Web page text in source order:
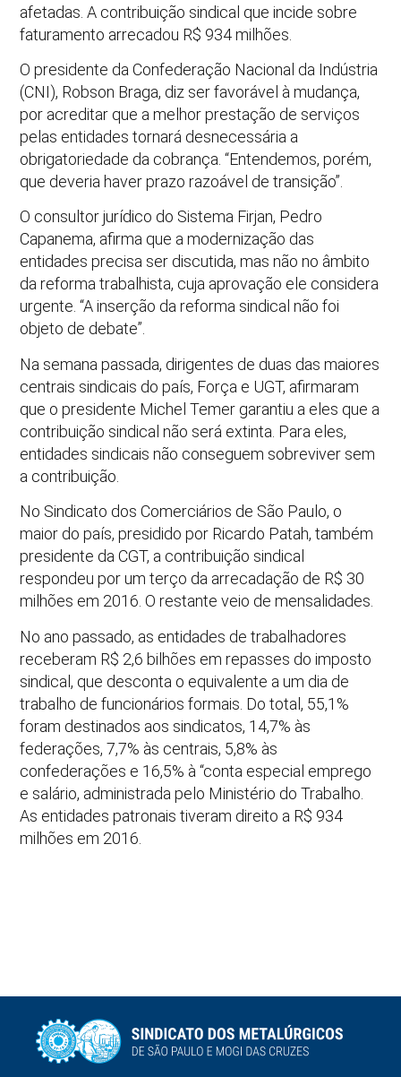
afetadas. A contribuição sindical que incide sobre
faturamento arrecadou R$ 934 milhões.
O presidente da Confederação Nacional da Indústria
(CNI), Robson Braga, diz ser favorável à mudança,
por acreditar que a melhor prestação de serviços
pelas entidades tornará desnecessária a
obrigatoriedade da cobrança. “Entendemos, porém,
que deveria haver prazo razoável de transição”.
O consultor jurídico do Sistema Firjan, Pedro
Capanema, afirma que a modernização das
entidades precisa ser discutida, mas não no âmbito
da reforma trabalhista, cuja aprovação ele considera
urgente. “A inserção da reforma sindical não foi
objeto de debate”.
Na semana passada, dirigentes de duas das maiores
centrais sindicais do país, Força e UGT, afirmaram
que o presidente Michel Temer garantiu a eles que a
contribuição sindical não será extinta. Para eles,
entidades sindicais não conseguem sobreviver sem
a contribuição.
No Sindicato dos Comerciários de São Paulo, o
maior do país, presidido por Ricardo Patah, também
presidente da CGT, a contribuição sindical
respondeu por um terço da arrecadação de R$ 30
milhões em 2016. O restante veio de mensalidades.
No ano passado, as entidades de trabalhadores
receberam R$ 2,6 bilhões em repasses do imposto
sindical, que desconta o equivalente a um dia de
trabalho de funcionários formais. Do total, 55,1%
foram destinados aos sindicatos, 14,7% às
federações, 7,7% às centrais, 5,8% às
confederações e 16,5% à “conta especial emprego
e salário, administrada pelo Ministério do Trabalho.
As entidades patronais tiveram direito a R$ 934
milhões em 2016.